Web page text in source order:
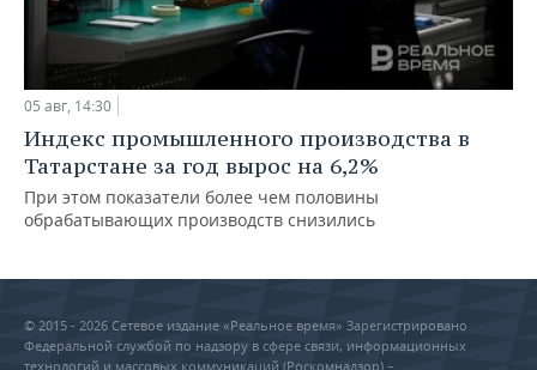
05 авг, 14:30
Индекс промышленного производства в
Татарстане за год вырос на 6,2%
При этом показатели более чем половины
обрабатывающих производств снизились
© 2015 - 2026 Сетевое издание «Реальное время» Зарегистрировано
Федеральной службой по надзору в сфере связи, информационных
технологий и массовых коммуникаций (Роскомнадзор) –